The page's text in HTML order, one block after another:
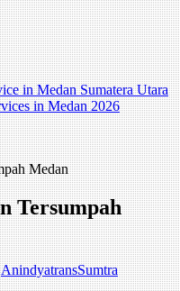
in Medan Sumatera Utara
in Medan 2026
Medan
Tersumpah
AnindyatransSumtra